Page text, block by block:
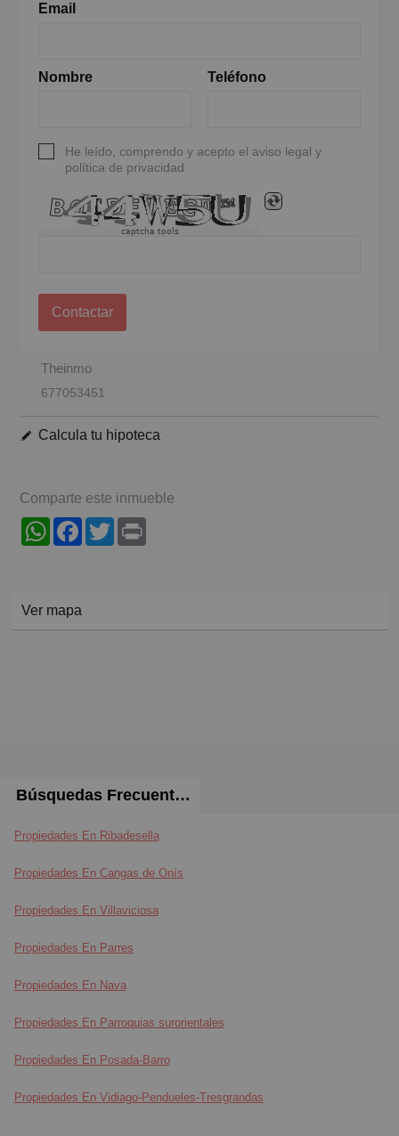
Email
Nombre Teléfono
He leído, comprendo y acepto el aviso legal y
política de privacidad
captcha tools
Contactar
Theinmo
677053451
Calcula tu hipoteca
Comparte este inmueble
WhatsAppFacebook
Twitter
Ver mapa
Búsquedas Frecuentes
Propiedades En Ribadesella
Propiedades En Cangas de Onís
Propiedades En Villaviciosa
Propiedades En Parres
Propiedades En Nava
Propiedades En Parroquias surorientales
Propiedades En Posada-Barro
Propiedades En Vidiago-Pendueles-Tresgrandas